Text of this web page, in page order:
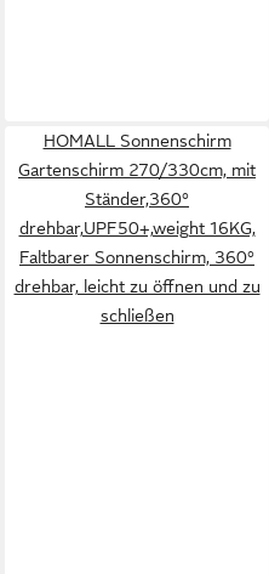
HOMALL Sonnenschirm
Gartenschirm 270/330cm, mit
Ständer,360°
drehbar,UPF50+,weight 16KG,
Faltbarer Sonnenschirm, 360°
drehbar, leicht zu öffnen und zu
schließen